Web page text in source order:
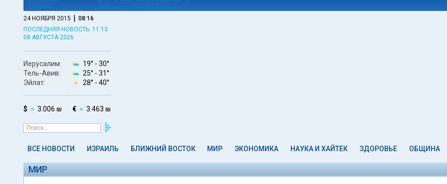
24 НОЯБРЯ 2015 | 08:16
ПОСЛЕДНЯЯ НОВОСТЬ: 11:13
08 АВГУСТА 2026
Иерусалим: 19° - 30°
Тель-Авив:
25° - 31°
Эйлат:
28° - 40°
$ 3.006 ₪ € 3.463 ₪
ВСЕ НОВОСТИ ИЗРАИЛЬ БЛИЖНИЙ ВОСТОК МИР ЭКОНОМИКА НАУКА И ХАЙТЕК ЗДОРОВЬЕ ОБЩИНА
МИР